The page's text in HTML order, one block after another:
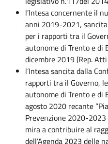
l’Intesa concernente il
anni 2019-2021,
per i rapporti tra il
autonome di Trento e di
dicembre 2019 (Rep.
l’Intesa sancita dalla
rapporti tra il Governo,
autonome di Trento e di
agosto 2020 recante
Prevenzione 2020-
mira a contribuire al
dell’Agenda 2023 delle